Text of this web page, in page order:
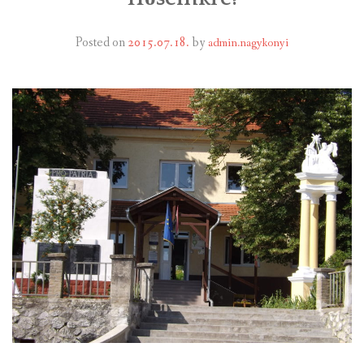
INTÉZMÉNYEK
GALÉRIA
KAPCSOLAT
LETÖLTHETŐ NYOMTATVÁNYOK
VÁLASZTÁS 2026
TELEPÜLÉSIKÉPVISELŐI VAGYONNYILATKOZATOK – 2026.
ÉV
ROMA NEMZETISÉGI ÖNKORMÁNYZATI KÉPVISELŐK
VAGYONNYILATKOZATA – 2026. ÉV
Posted on2015.07.18.by admin.nagykonyi